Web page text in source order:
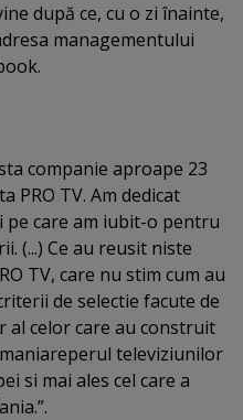
după ce, cu o zi înainte,
managementului
companie aproape 23
PRO TV. Am dedicat
care am iubit-o pentru
(...) Ce au reusit niste
TV, care nu stim cum au
de selectie facute de
al celor care au construit
televiziunilor
si mai ales cel care a